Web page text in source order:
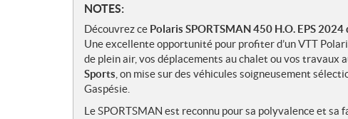
N
o
t
e
s
NOTES:
Découvrez ce Polaris SPORTSMAN 450 H.O. EPS 2024
Une excellente opportunité pour profiter d’un VTT
de plein air, vos déplacements au chalet ou vos travaux
Sports , on mise sur des véhicules soigneusement
Gaspésie.
Le SPORTSMAN est reconnu pour sa polyvalence et sa